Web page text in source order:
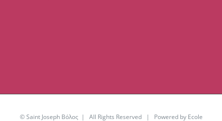
© Saint Joseph Βόλος | All Rights Reserved | Powered by Ecole